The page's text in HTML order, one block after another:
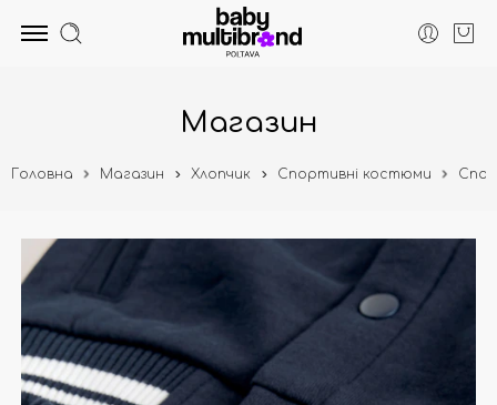
Магазин
Головна Магазин Хлопчик Спортивні костюми